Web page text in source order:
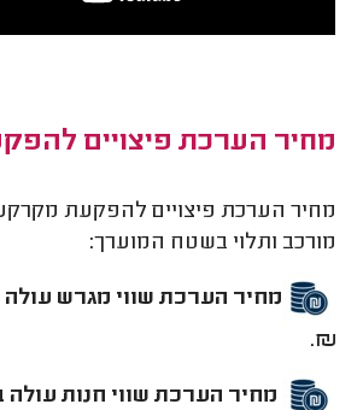
מחיר הערכת פיצויים
מחיר הערכת פיצויים להפקעת
מורכב ותלוי בשטח המוערך:
₪
.